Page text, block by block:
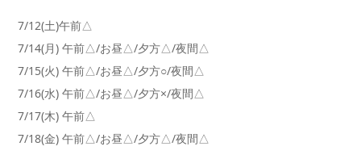
7/12(土)午前△
7/14(月) 午前△/お昼△/夕方△/夜間△
7/15(火) 午前△/お昼△/夕方○/夜間△
7/16(水) 午前△/お昼△/夕方×/夜間△
7/17(木) 午前△
7/18(金) 午前△/お昼△/夕方△/夜間△